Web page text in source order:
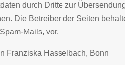
durch Dritte zur
Die Betreiber der Seiten
Mails, vor.
Franziska Hasselbach, Bonn